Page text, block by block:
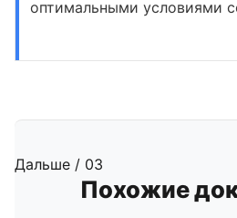
оптимальными условиями
Дальше / 03
Похожие